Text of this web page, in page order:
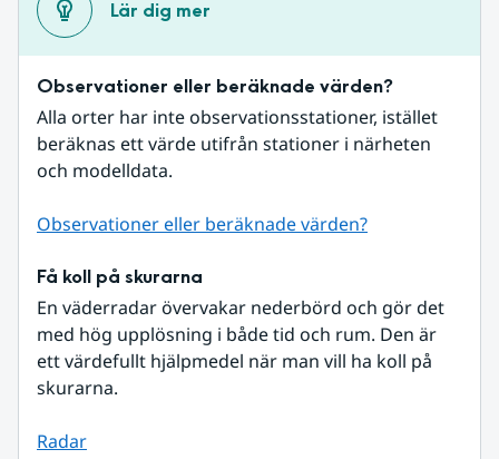
Lär dig mer
Observationer eller beräknade värden?
Alla orter har inte observationsstationer, istället
beräknas ett värde utifrån stationer i närheten
och modelldata.
Observationer eller beräknade värden?
Få koll på skurarna
En väderradar övervakar nederbörd och gör det
med hög upplösning i både tid och rum. Den är
ett värdefullt hjälpmedel när man vill ha koll på
skurarna.
Radar